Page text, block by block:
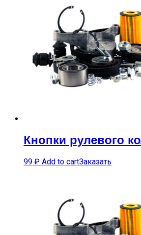
Кнопки рулевого
99 ₽ Add to cartЗаказать